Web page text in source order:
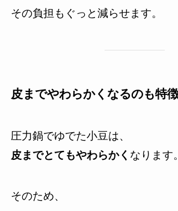
その負担もぐっと減らせます。
皮までやわらかくなるのも特
圧力鍋でゆでた小豆は、
皮までとてもやわらかく なります。
そのため、